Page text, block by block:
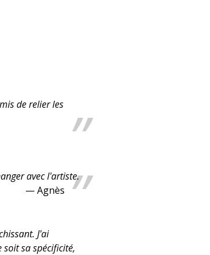
de relier les
avec l'artiste.
— Agnès
J'ai
sa spécificité,